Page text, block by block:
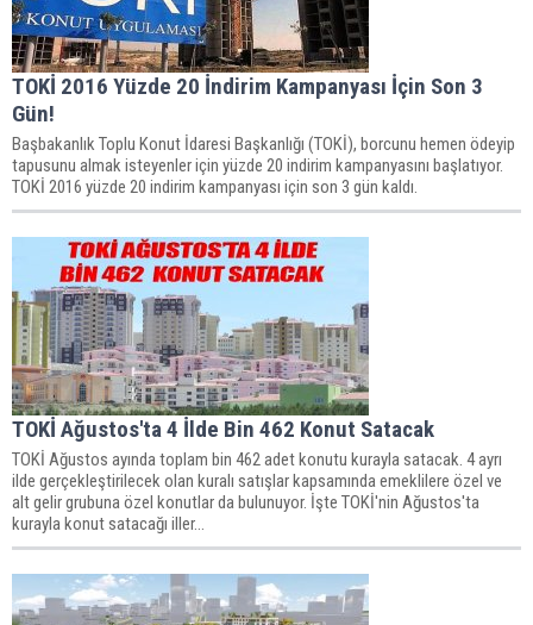
TOKİ 2016 Yüzde 20 İndirim Kampanyası İçin Son 3
Gün!
Başbakanlık Toplu Konut İdaresi Başkanlığı (TOKİ), borcunu hemen ödeyip
tapusunu almak isteyenler için yüzde 20 indirim kampanyasını başlatıyor.
TOKİ 2016 yüzde 20 indirim kampanyası için son 3 gün kaldı.
TOKİ Ağustos'ta 4 İlde Bin 462 Konut Satacak
TOKİ Ağustos ayında toplam bin 462 adet konutu kurayla satacak. 4 ayrı
ilde gerçekleştirilecek olan kuralı satışlar kapsamında emeklilere özel ve
alt gelir grubuna özel konutlar da bulunuyor. İşte TOKİ'nin Ağustos'ta
kurayla konut satacağı iller...